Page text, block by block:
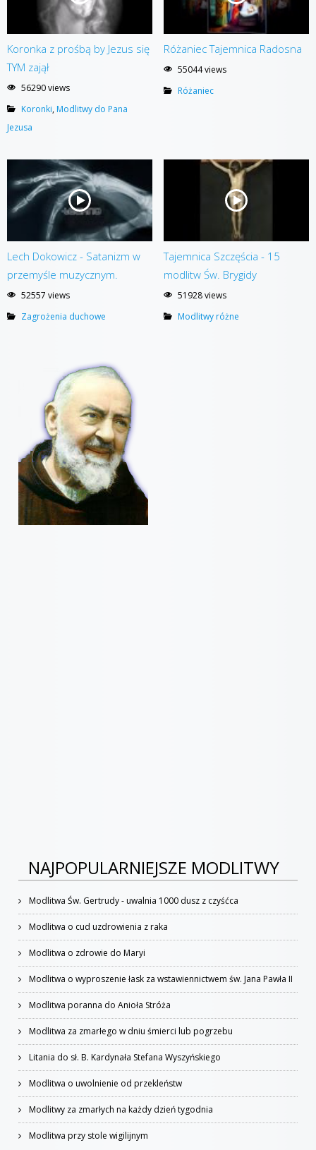
Koronka z prośbą by Jezus się
TYM zajął
56290 views
Koronki,Modlitwy do Pana
Jezusa
Różaniec Tajemnica Radosna
55044 views
Różaniec
Lech Dokowicz - Satanizm w
przemyśle muzycznym.
52557 views
Zagrożenia duchowe
Tajemnica Szczęścia - 15
modlitw Św. Brygidy
51928 views
Modlitwy różne
NAJPOPULARNIEJSZE MODLITWY
Modlitwa Św. Gertrudy - uwalnia 1000 dusz z czyśćca
Modlitwa o cud uzdrowienia z raka
Modlitwa o zdrowie do Maryi
Modlitwa o wyproszenie łask za wstawiennictwem św. Jana Pawła II
Modlitwa poranna do Anioła Stróża
Modlitwa za zmarłego w dniu śmierci lub pogrzebu
Litania do sł. B. Kardynała Stefana Wyszyńskiego
Modlitwa o uwolnienie od przekleństw
Modlitwy za zmarłych na każdy dzień tygodnia
Modlitwa przy stole wigilijnym